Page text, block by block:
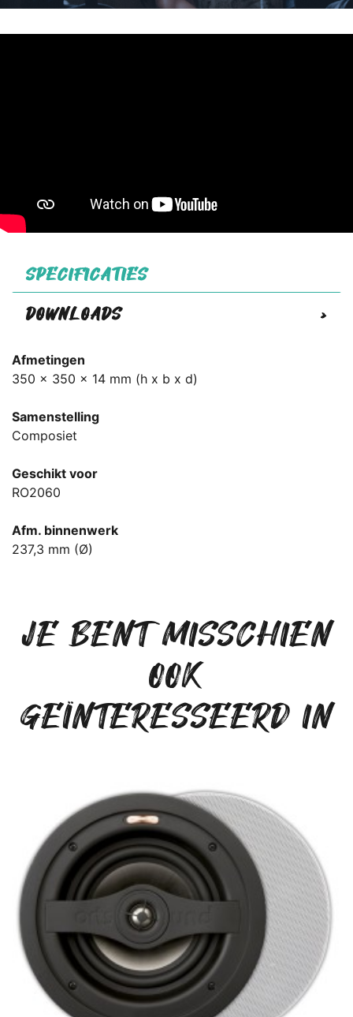
SPECIFICATIES
DOWNLOADS
>
Afmetingen
350 x 350 x 14 mm (h x b x d)
Samenstelling
Composiet
Geschikt voor
RO2060
Afm. binnenwerk
237,3 mm (Ø)
JE BENT MISSCHIEN
OOK
GEÏNTERESSEERD IN